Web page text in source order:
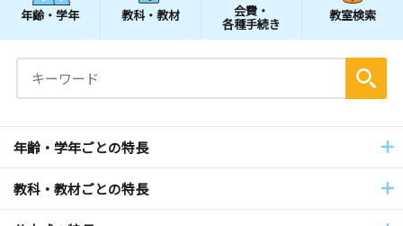
年齢・学年 教科・教材 会費・
各種手続き
教室検索
年齢・学年ごとの特長
教科・教材ごとの特長